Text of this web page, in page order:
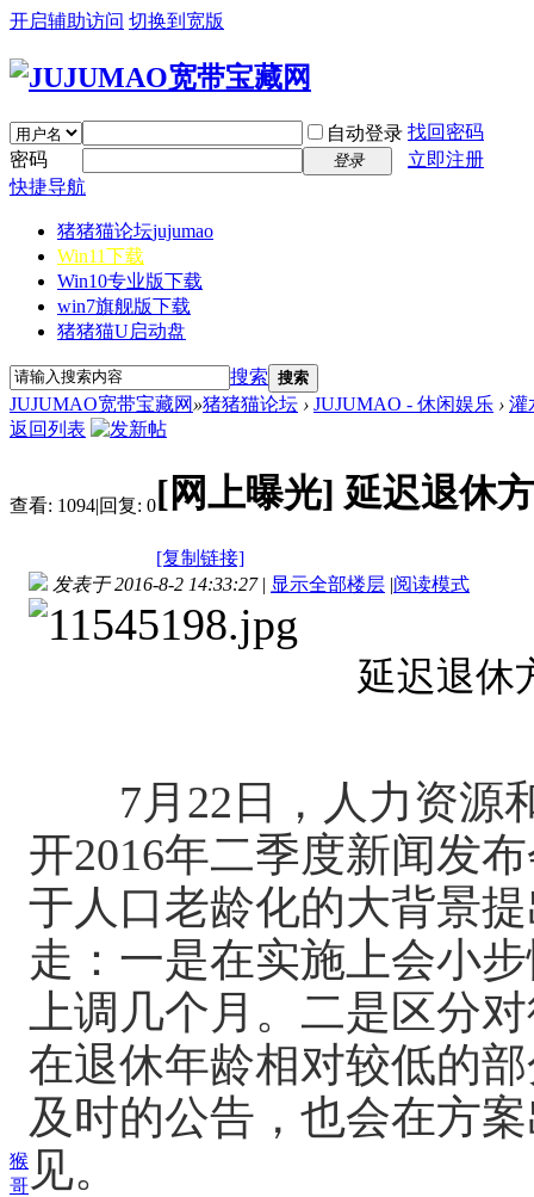
开启辅助访问 切换到宽版
自动登录 找回密码
密码
登录
立即注册
快捷导航
猪猪猫论坛jujumao
Win11下载
Win10专业版下载
win7旗舰版下载
猪猪猫U启动盘
搜索 搜索
JUJUMAO宽带宝藏网 »猪猪猫论坛 › JUJUMAO - 休闲娱乐 › 灌
返回列表
查看: 1094|回复: 0[网上曝光] 延迟退休
[复制链接]
猴
哥
发表于 2016-8-2 14:33:27 | 显示全部楼层 |阅读模式
延迟退休
7月22日，人力资源和
开2016年二季度新闻发
于人口老龄化的大背景
走：一是在实施上会小
上调几个月。二是区分
在退休年龄相对较低的
及时的公告，也会在方
见。